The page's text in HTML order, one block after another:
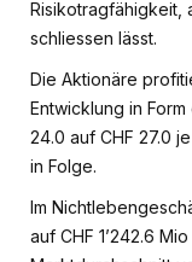
Risikotragfähigkeit,
schliessen lässt.
Die Aktionäre
Entwicklung in
24.0 auf CHF 27.0
in Folge.
Im
auf CHF 1’242.6